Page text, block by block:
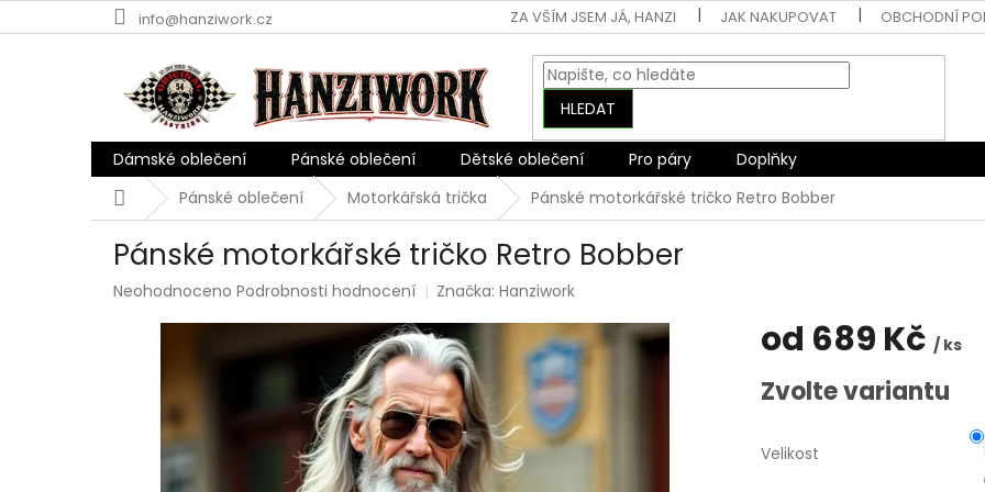
na
info@hanziwork.cz ZA VŠÍM JSEM JÁ, HANZI JAK NAKUPOVAT OBCHODNÍ
HLEDAT
Dámské oblečení Pánské oblečení Dětské oblečení Pro páry
Doplňky
DomůPánské oblečení Motorkářská trička Pánské motorkářské tričko Retro Bobber
Pánské motorkářské tričko Retro Bobber
Průměrné
hvězdiček.
Neohodnoceno Podrobnosti hodnocení Značka:Hanziwork
od 689 Kč / ks
Měrná
cena:
Zvolte variantu
Velikost